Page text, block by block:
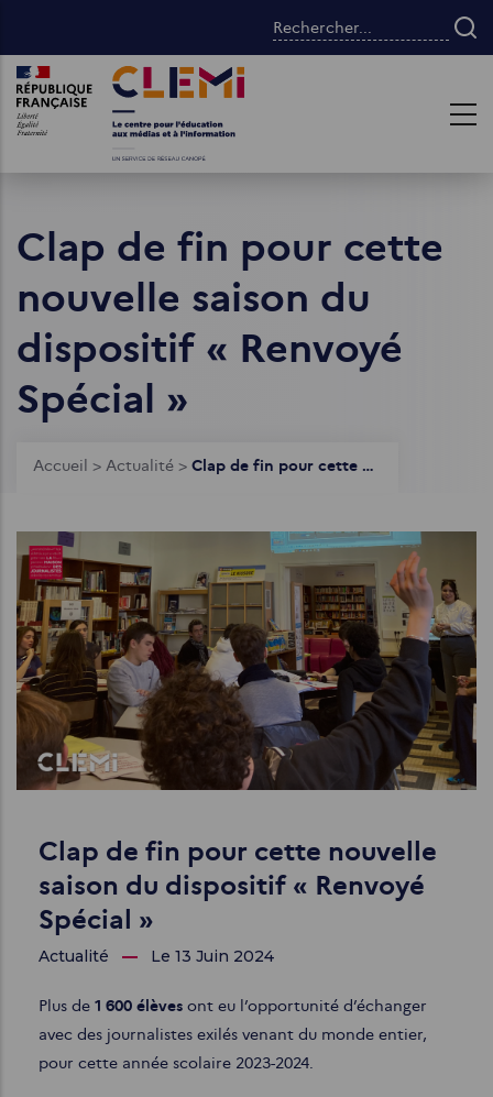
contenu
principal
Rechercher...
Images Images
Clap de fin pour cette
nouvelle saison du
dispositif « Renvoyé
Spécial »
Fil
Accueil > Actualité > Clap de fin pour cette nouvelle saison du dispositif « Renvoyé Spécial »
Clap de fin pour cette nouvelle
saison du dispositif « Renvoyé
Spécial »
Actualité Le 13 Juin 2024
Plus de 1 600 élèves ont eu l’opportunité d’échanger
avec des journalistes exilés venant du monde entier,
pour cette année scolaire 2023-2024.